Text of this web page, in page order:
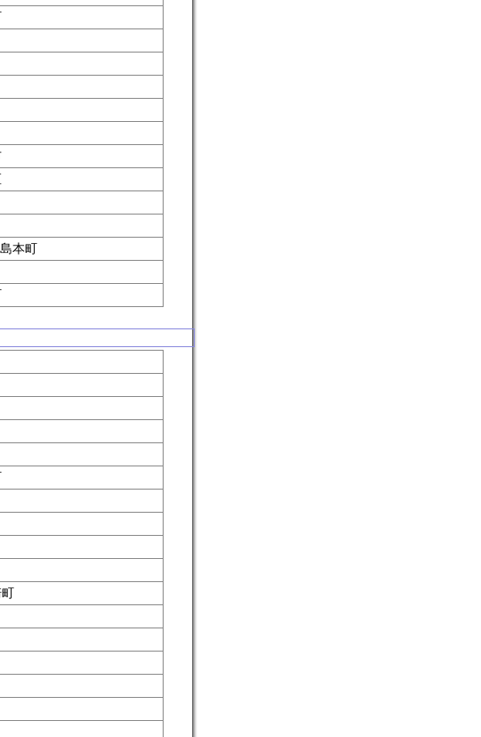
本町